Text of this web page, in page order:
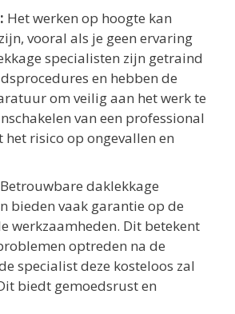
Het werken op hoogte kan
vooral als je geen ervaring
specialisten zijn getraind
en hebben de
om veilig aan het werk te
van een professional
risico op ongevallen en
Betrouwbare daklekkage
bieden vaak garantie op de
werkzaamheden. Dit betekent
optreden na de
specialist deze kosteloos zal
biedt gemoedsrust en